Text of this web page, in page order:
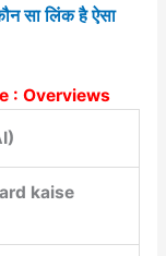
सा लिंक है ऐसा
: Overviews
kaise